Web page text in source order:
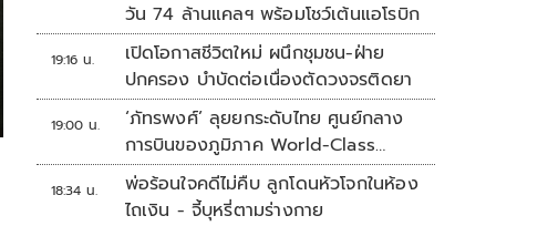
วัน 74 ล้านแคลฯ พร้อมโชว์เต้นแอโรบิก
19:16 น.
เปิดโอกาสชีวิตใหม่ ผนึกชุมชน-ฝ่าย
ปกครอง บำบัดต่อเนื่องตัดวงจรติดยา
19:00 น.
‘ภัทรพงศ์’ ลุยยกระดับไทย ศูนย์กลาง
การบินของภูมิภาค World-Class
Aviation Hub | ห้องข่าวไทยโพสต์สุด
สัปดาห์
18:34 น.
พ่อร้อนใจคดีไม่คืบ ลูกโดนหัวโจกในห้อง
ไถเงิน - จี้บุหรี่ตามร่างกาย